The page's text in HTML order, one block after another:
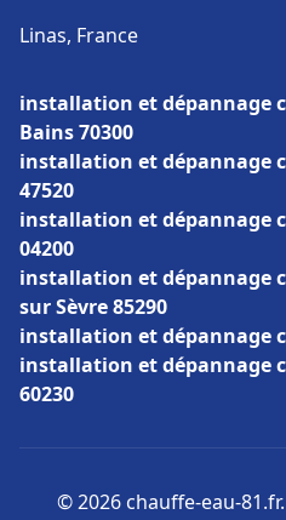
Linas, France
installation et dépannage
Bains 70300
installation et dépannage
47520
installation et dépannage
04200
installation et dépannage
sur Sèvre 85290
installation et dépannage
installation et dépannage
60230
© 2026 chauffe-eau-